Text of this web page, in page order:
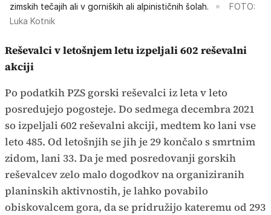
zimskih tečajih ali v gorniških ali alpinističnih šolah.
FOTO:
Luka Kotnik
Reševalci v letošnjem letu izpeljali 602 reševalni
akciji
Po podatkih PZS gorski reševalci iz leta v leto
posredujejo pogosteje. Do sedmega decembra 2021
so izpeljali 602 reševalni akciji, medtem ko lani vse
leto 485. Od letošnjih se jih je 29 končalo s smrtnim
zidom, lani 33. Da je med posredovanji gorskih
reševalcev zelo malo dogodkov na organiziranih
planinskih aktivnostih, je lahko povabilo
obiskovalcem gora, da se pridružijo kateremu od 293